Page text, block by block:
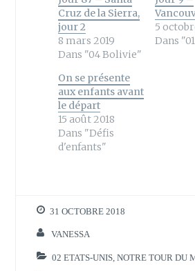
T
w
i
t
t
e
r
o
u
v
r
e
d
a
s
v
e
l
f
e
F
a
c
o
o
(
o
u
v
u
v
e
f
Cruz de la Sierra,
jour 2
8 mars 2019
Dans "04 Bolivie"
5
Dans
On se présente
aux enfants avant
le départ
15 août 2018
Dans "Défis
d'enfants"
31 OCTOBRE 2018
VANESSA
02 ETATS-UNIS ,NOTRE TOUR DU